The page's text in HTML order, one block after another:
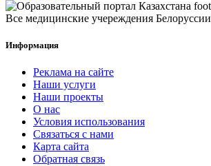
Все медицинские учереждения Белоруссии
Информация
Реклама на сайте
Наши услуги
Наши проекты
О нас
Условия использования
Связаться с нами
Карта сайта
Обратная связь